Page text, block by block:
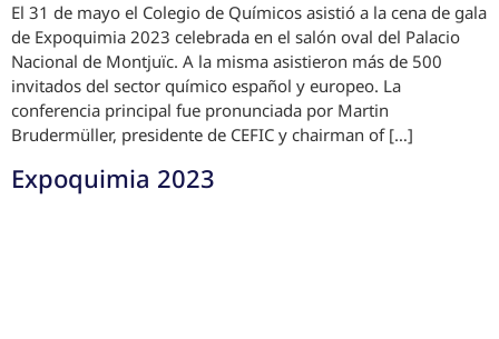
El 31 de mayo el Colegio de Químicos asistió a la cena de gala
de Expoquimia 2023 celebrada en el salón oval del Palacio
Nacional de Montjuïc. A la misma asistieron más de 500
invitados del sector químico español y europeo. La
conferencia principal fue pronunciada por Martin
Brudermüller, presidente de CEFIC y chairman of […]
Expoquimia 2023